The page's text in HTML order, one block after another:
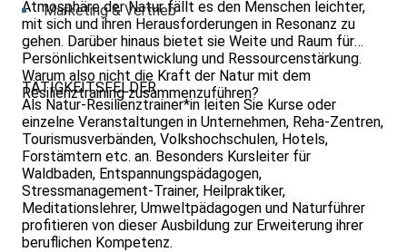
Marketing & Vertrieb
Atmosphäre der Natur fällt es den Menschen leichter,
mit sich und ihren Herausforderungen in Resonanz zu
gehen. Darüber hinaus bietet sie Weite und Raum für
Persönlichkeitsentwicklung und Ressourcenstärkung.
Warum also nicht die Kraft der Natur mit dem
Resilienztraining zusammenzuführen?
TÄTIGKEITSFELDER
Als Natur-Resilienztrainer*in leiten Sie Kurse oder
einzelne Veranstaltungen in Unternehmen, Reha-Zentren,
Tourismusverbänden, Volkshochschulen, Hotels,
Forstämtern etc. an. Besonders Kursleiter für
Waldbaden, Entspannungspädagogen,
Stressmanagement-Trainer, Heilpraktiker,
Meditationslehrer, Umweltpädagogen und Naturführer
profitieren von dieser Ausbildung zur Erweiterung ihrer
beruflichen Kompetenz.